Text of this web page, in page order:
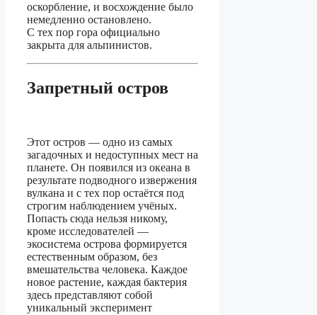
оскорбление, и восхождение было
немедленно остановлено.
С тех пор гора официально
закрыта для альпинистов.
Запретный остров
Этот остров — одно из самых
загадочных и недоступных мест на
планете. Он появился из океана в
результате подводного извержения
вулкана и с тех пор остаётся под
строгим наблюдением учёных.
Попасть сюда нельзя никому,
кроме исследователей —
экосистема острова формируется
естественным образом, без
вмешательства человека. Каждое
новое растение, каждая бактерия
здесь представляют собой
уникальный эксперимент